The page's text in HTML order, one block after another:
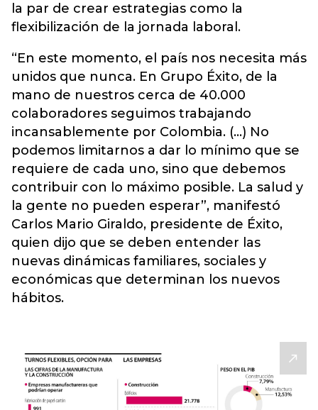
la par de crear estrategias como la
flexibilización de la jornada laboral.
“En este momento, el país nos necesita más
unidos que nunca. En Grupo Éxito, de la
mano de nuestros cerca de 40.000
colaboradores seguimos trabajando
incansablemente por Colombia. (...) No
podemos limitarnos a dar lo mínimo que se
requiere de cada uno, sino que debemos
contribuir con lo máximo posible. La salud y
la gente no pueden esperar”, manifestó
Carlos Mario Giraldo, presidente de Éxito,
quien dijo que se deben entender las
nuevas dinámicas familiares, sociales y
económicas que determinan los nuevos
hábitos.